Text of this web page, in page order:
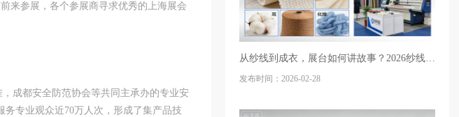
来参展，各个参展商寻求优秀的上海展会
成都安全防范协会等共同主承办的专业安
务专业观众近70万人次，形成了集产品技
从纱线到成衣，展台如何讲故事？2026纱线展优质布展搭建设计服务商推荐
发布时间：2026-02-28